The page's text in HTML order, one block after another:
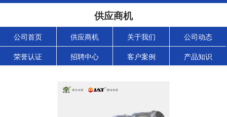
供应商机
公司首页 供应商机 关于我们 公司动态
荣誉认证 招聘中心 客户案例 产品知识